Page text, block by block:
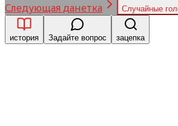
Следующая данетка Случайные
история Задайте вопрос зацепка